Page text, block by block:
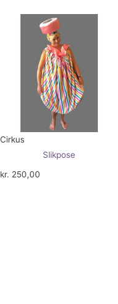
Cirkus
Slikpose
kr. 250,00